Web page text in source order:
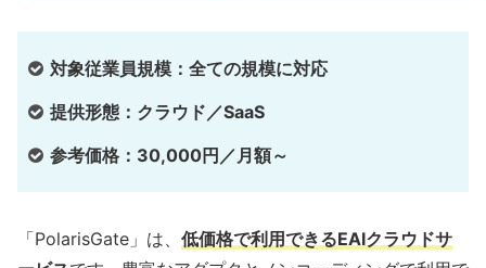
対象従業員規模：全ての規模に対応
提供形態：クラウド／SaaS
参考価格：30,000円／月額～
「PolarisGate」は、 低価格で利用できるEAIクラウドサ